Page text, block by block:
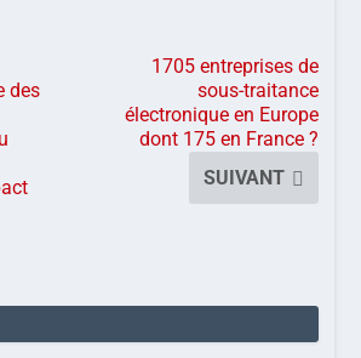
des
1705 entreprises de
sous-traitance
électronique en Europe
dont 175 en France ?
SUIVANT